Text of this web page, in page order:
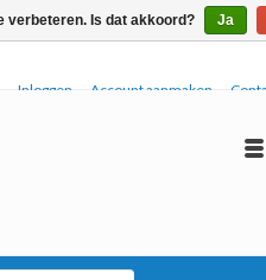
Inloggen Account aanmaken
verbeteren. Is dat akkoord? Ja